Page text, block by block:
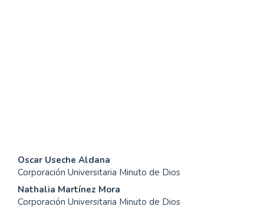
Contenido
principal
del
Oscar Useche Aldana
Corporación Universitaria Minuto de Dios
Nathalia Martínez Mora
Corporación Universitaria Minuto de Dios